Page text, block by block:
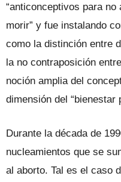
“anticonceptivos para
morir” y fue instalando
como la distinción entre
la no contraposición
noción amplia del
dimensión del “bienestar
Durante la década de
nucleamientos que se
al aborto. Tal es el caso